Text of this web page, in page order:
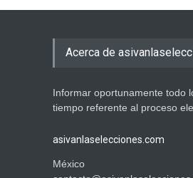
Acerca de
Informar oportunamente todo
tiempo referente al proceso
asivanlaselecciones.com
México